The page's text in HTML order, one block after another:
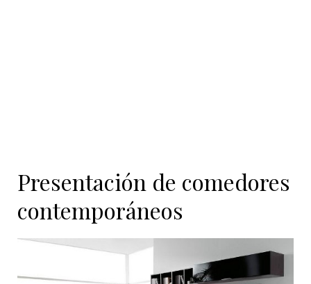
Presentación de comedores
contemporáneos